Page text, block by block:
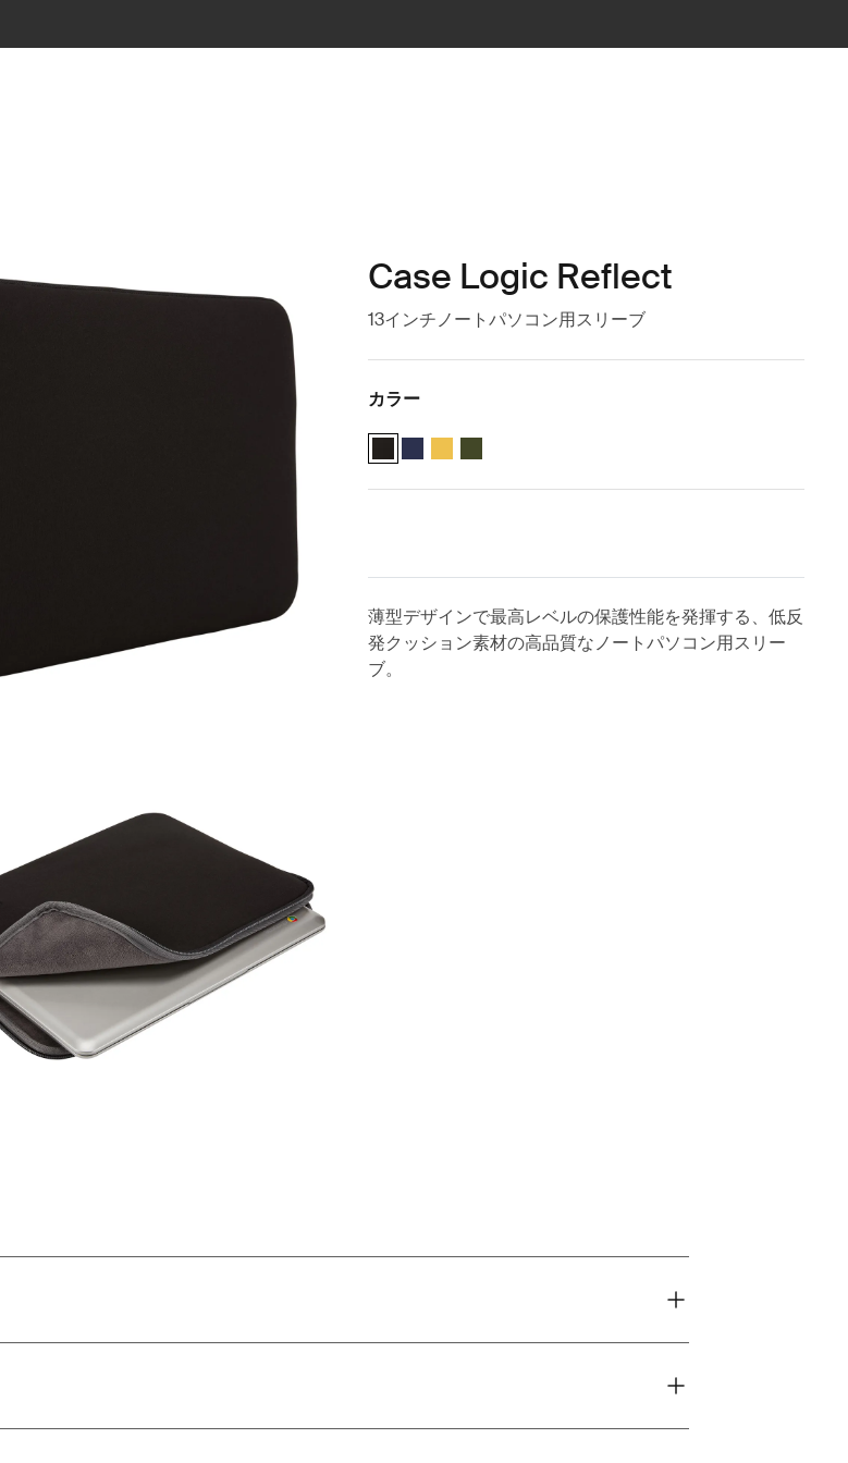
Case Logic Reflect
13インチノートパソコン用スリーブ
カラー
Case Logic Reflect 13" Laptop Sleeve 黒 (selected)
Case Logic Reflect 13" Laptop Sleeve Dark Blue
Case Logic Reflect 13" Laptop Sleeve Court
Case Logic Reflect 13" Laptop Sleeve 緑
薄型デザインで最高レベルの保護性能を発揮する、低反
発クッション素材の高品質なノートパソコン用スリー
ブ。